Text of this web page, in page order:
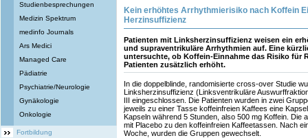
Studienbesprechungen
Medizin Spektrum
medinfo Journals
Ars Medici
Managed Care
Pädiatrie
Psychiatrie/Neurologie
Gynäkologie
Onkologie
Fortbildung
Kein erhöhtes Arrhythmierisiko nach Koffein
Herzinsuffizienz
Patienten mit Linksherzinsuffizienz weisen ein
und supraventrikuläre Arrhythmien auf. Eine
untersuchte, ob Koffein-Einnahme das Risiko für
Patienten zusätzlich erhöht.
In die doppelblinde, randomisierte cross-over Studie
Linksherzinsuffizienz (Linksventrikuläre
III eingeschlossen. Die Patienten wurden in zwei
jeweils zu einer Tasse koffeinfreien Kaffees eine
Kapseln während 5 Stunden, also 500 mg Koffein. Die
mit Placebo zu den koffeinfreien Kaffeetassen. Nach
Woche, wurden die Gruppen gewechselt.